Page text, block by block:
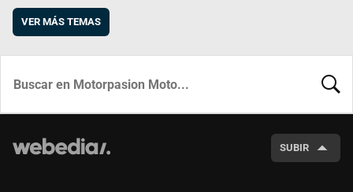
VER MÁS TEMAS
SUBIR